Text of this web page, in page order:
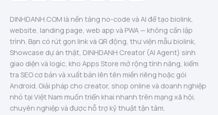
DINHDANH.COM là nền tảng no-code và AI để tạo biolink,
website, landing page, web app và PWA — không cần lập
trình. Bạn có rút gọn link và QR động, thư viện mẫu biolink,
Showcase dự án thật, DINHDANH Creator (AI Agent) sinh
giao diện và logic, kho Apps Store mở rộng tính năng, kiểm
tra SEO cơ bản và xuất bản lên tên miền riêng hoặc gói
Android. Giải pháp cho creator, shop online và doanh nghiệp
nhỏ tại Việt Nam muốn triển khai nhanh trên mạng xã hội,
chuyên nghiệp và được hỗ trợ kỹ thuật tận tâm.